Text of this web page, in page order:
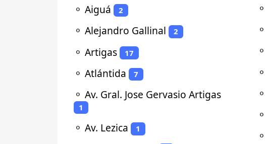
⚬ Aiguá 2
⚬ Alejandro Gallinal 2
⚬ Artigas 17
⚬ Atlántida 7
⚬ Av. Gral. Jose Gervasio Artigas
1
⚬ Av. Lezica 1
⚬
⚬
⚬
⚬
⚬
⚬
⚬